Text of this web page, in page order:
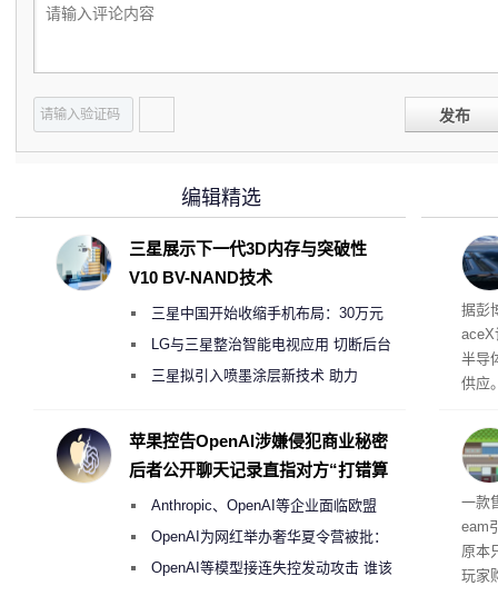
发布
电
据彭
aceX
半导
供应
开
取“
的
全
一款
eam
原本
玩家
编辑精选
三星展示下一代3D内存与突破性
V10 BV-NAND技术
三星中国开始收缩手机布局：30万元
月销售额不达标门店 将被逐步清退
LG与三星整治智能电视应用 切断后台
偷偷共享带宽的违规行为
三星拟引入喷墨涂层新技术 助力
度
苹果控告OpenAI涉嫌侵犯商业秘密
后者公开聊天记录直指对方“打错算
Anthropic、OpenAI等企业面临欧盟
《人工智能法案》全新执法权限审查
OpenAI为网红举办奢华夏令营被批：
2000美元一晚 遭讽“反乌托邦”
OpenAI等模型接连失控发动攻击 谁该